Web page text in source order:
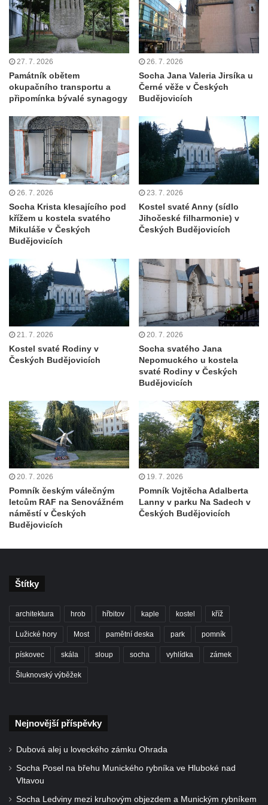
Pomník pracovního nasazení vězňů
koncentračního tábora v Tovární ulici v
Rychnově u Jablonce nad Nisou
Kenotaf Alfreda Langa na hřbitově v Krásné
u Pěnčína
Kenotaf Emila Posselta na hřbitově v
Kenotaf Edmunda Andera na hřbitově v
Krásné u Pěnčína
Hřbitovní kaple rodiny Fiedler na hřbitově v
Teplicích nad Metují
Kenotaf Franze Ruseho na hřbitově v
Teplicích nad Metují
Pomník obětem 2. světové války na hřbitově
Hrob Waltera Hilleho na hřbitově ve Vlčí
Hoře
Kenotaf Oskara Ringelhana na hřbitově v
Benešově nad Ploučnicí
Kenotaf Augusta Michela na hřbitově v
Benešově nad Ploučnicí
Hrob Šumových na hřbitově v Benešově
Hrob Theodora Sommera na hřbitově v
Benešově nad Ploučnicí
Hrob Wendelina Janiche na hřbitově v
Benešově nad Ploučnicí
Hrob Christodoulona Panayiotise na
hřbitově v Benešově nad Ploučnicí
Hrob Franze Wünsche na hřbitově v
Benešově nad Ploučnicí
Šumburk nad Desnou v Tanvaldu
Hrob Pavla Patušnika na hřbitově Šumburk
nad Desnou v Tanvaldu
Pomník prvního a druhého odboje v
Hrob Antona Reintsche na hřbitově ve
27. 7. 2026
Památník obětem
okupačního transportu a
připomínka bývalé synagogy
26. 7. 2026
Socha Jana Valeria Jirsíka u
Černé věže v Českých
Budějovicích
26. 7. 2026
Socha Krista klesajícího pod
křížem u kostela svatého
Mikuláše v Českých
Budějovicích
23. 7. 2026
Kostel svaté Anny (sídlo
Jihočeské filharmonie) v
Českých Budějovicích
21. 7. 2026
Kostel svaté Rodiny v
Českých Budějovicích
20. 7. 2026
Socha svatého Jana
Nepomuckého u kostela
svaté Rodiny v Českých
Budějovicích
20. 7. 2026
Pomník českým válečným
letcům RAF na Senovážném
náměstí v Českých
Budějovicích
19. 7. 2026
Pomník Vojtěcha Adalberta
Lanny v parku Na Sadech v
Českých Budějovicích
Štítky
architektura hrob hřbitov kaple kostel kříž
Lužické hory Most pamětní deska park pomník
pískovec skála sloup socha vyhlídka zámek
Šluknovský výběžek
Nejnovější příspěvky
Dubová alej u loveckého zámku Ohrada
Socha Posel na břehu Munického rybníka ve Hluboké nad
Vltavou
Socha Ledviny mezi kruhovým objezdem a Munickým rybníkem